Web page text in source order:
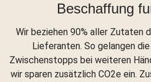
Beschaffung
Wir beziehen 90% aller Zutaten
Lieferanten. So gelangen
Zwischenstopps bei weiteren
wir sparen zusätzlich CO2e ein.